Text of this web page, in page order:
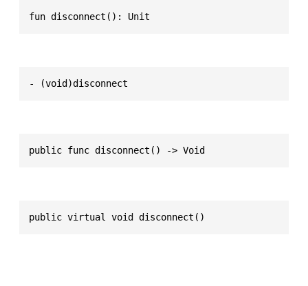
fun disconnect(): Unit
- (void)disconnect
public func disconnect() -> Void
public virtual void disconnect()